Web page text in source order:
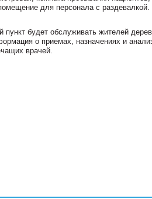
для персонала с
пункт будет обслуживать жителей
о приемах, назначениях и
врачей.